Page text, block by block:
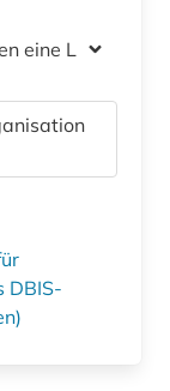
eine Lizenz
DBIS-